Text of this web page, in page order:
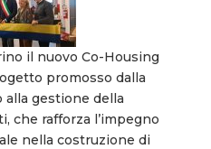
il nuovo Co-Housing
promosso dalla
alla gestione della
che rafforza l’impegno
nella costruzione di